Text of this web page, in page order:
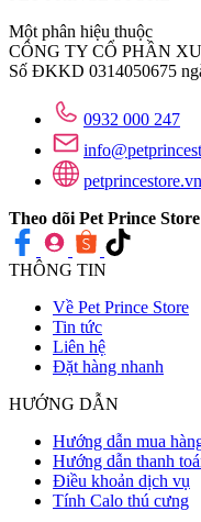
Một phân hiệu thuộc
CÔNG TY CỔ PHẦN
Số ĐKKD 0314050675
0932 000 247
petprincestore.vn
Theo dõi Pet Prince
THÔNG TIN
Về Pet Prince Store
Tin tức
Liên hệ
Đặt hàng nhanh
HƯỚNG DẪN
Hướng dẫn mua
Hướng dẫn thanh
Điều khoản dịch vụ
Tính Calo thú cưng